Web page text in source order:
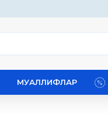
МУАЛЛИФЛАР